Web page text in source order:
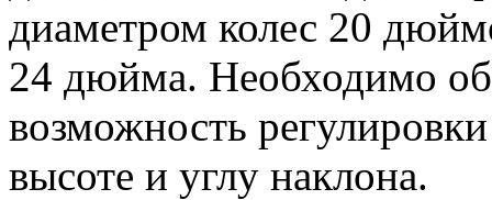
диаметром колес 20
24 дюйма. Необходимо
возможность
высоте и углу наклона.